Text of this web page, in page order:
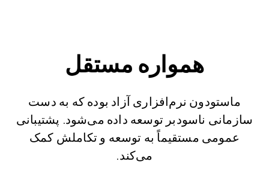
همواره مستقل
ماستودون نرم‌افزاری آزاد بوده که به دست
سازمانی ناسودبر توسعه داده می‌شود. پشتیبانی
عمومی مستقیماً به توسعه و تکاملش کمک
می‌کند.